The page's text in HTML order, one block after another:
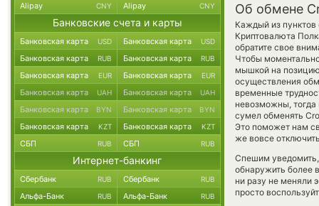
Об обмене
Каждый из пунктов
Криптовалюта
обратите свое
Чтобы
мышкой на
осуществления
временные
невозможны,
сумел обменять
Это поможет нам
же вовсе
Спешим
обнаружить более
ни разу не меняли
просто
Alipay CNY Alipay CNY
Банковские счета и карты
Банковская карта USD Банковская карта USD
Банковская карта RUB Банковская карта RUB
Банковская карта EUR Банковская карта EUR
Банковская карта UAH Банковская карта UAH
Банковская карта BYN Банковская карта BYN
Банковская карта KZT Банковская карта KZT
СБП RUB СБП RUB
Интернет-банкинг
Сбербанк RUB Сбербанк RUB
Альфа-Банк RUB Альфа-Банк RUB